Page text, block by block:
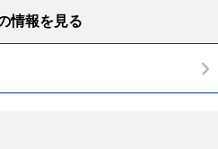
情報を見る